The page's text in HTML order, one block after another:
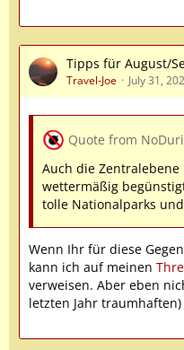
Tipps für August/
Travel-Joe July 31,
Quote from
Auch die
wettermäßig
tolle Nationalparks
Wenn Ihr für diese
kann ich auf meinen
verweisen. Aber eben
letzten Jahr